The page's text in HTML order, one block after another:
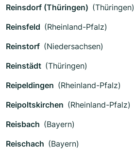
Reinsdorf (Thüringen) (Thüringen)
Reinsfeld (Rheinland-Pfalz)
Reinstorf (Niedersachsen)
Reinstädt (Thüringen)
Reipeldingen (Rheinland-Pfalz)
Reipoltskirchen (Rheinland-Pfalz)
Reisbach (Bayern)
Reischach (Bayern)